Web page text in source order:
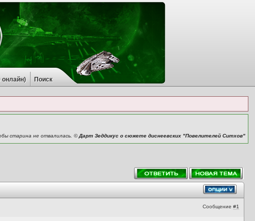
онлайн) Поиск
старина не отвалилась. ©Дарт Зеддикус о сюжете диснеевских "Повелителей Ситхов"
Сообщение #1